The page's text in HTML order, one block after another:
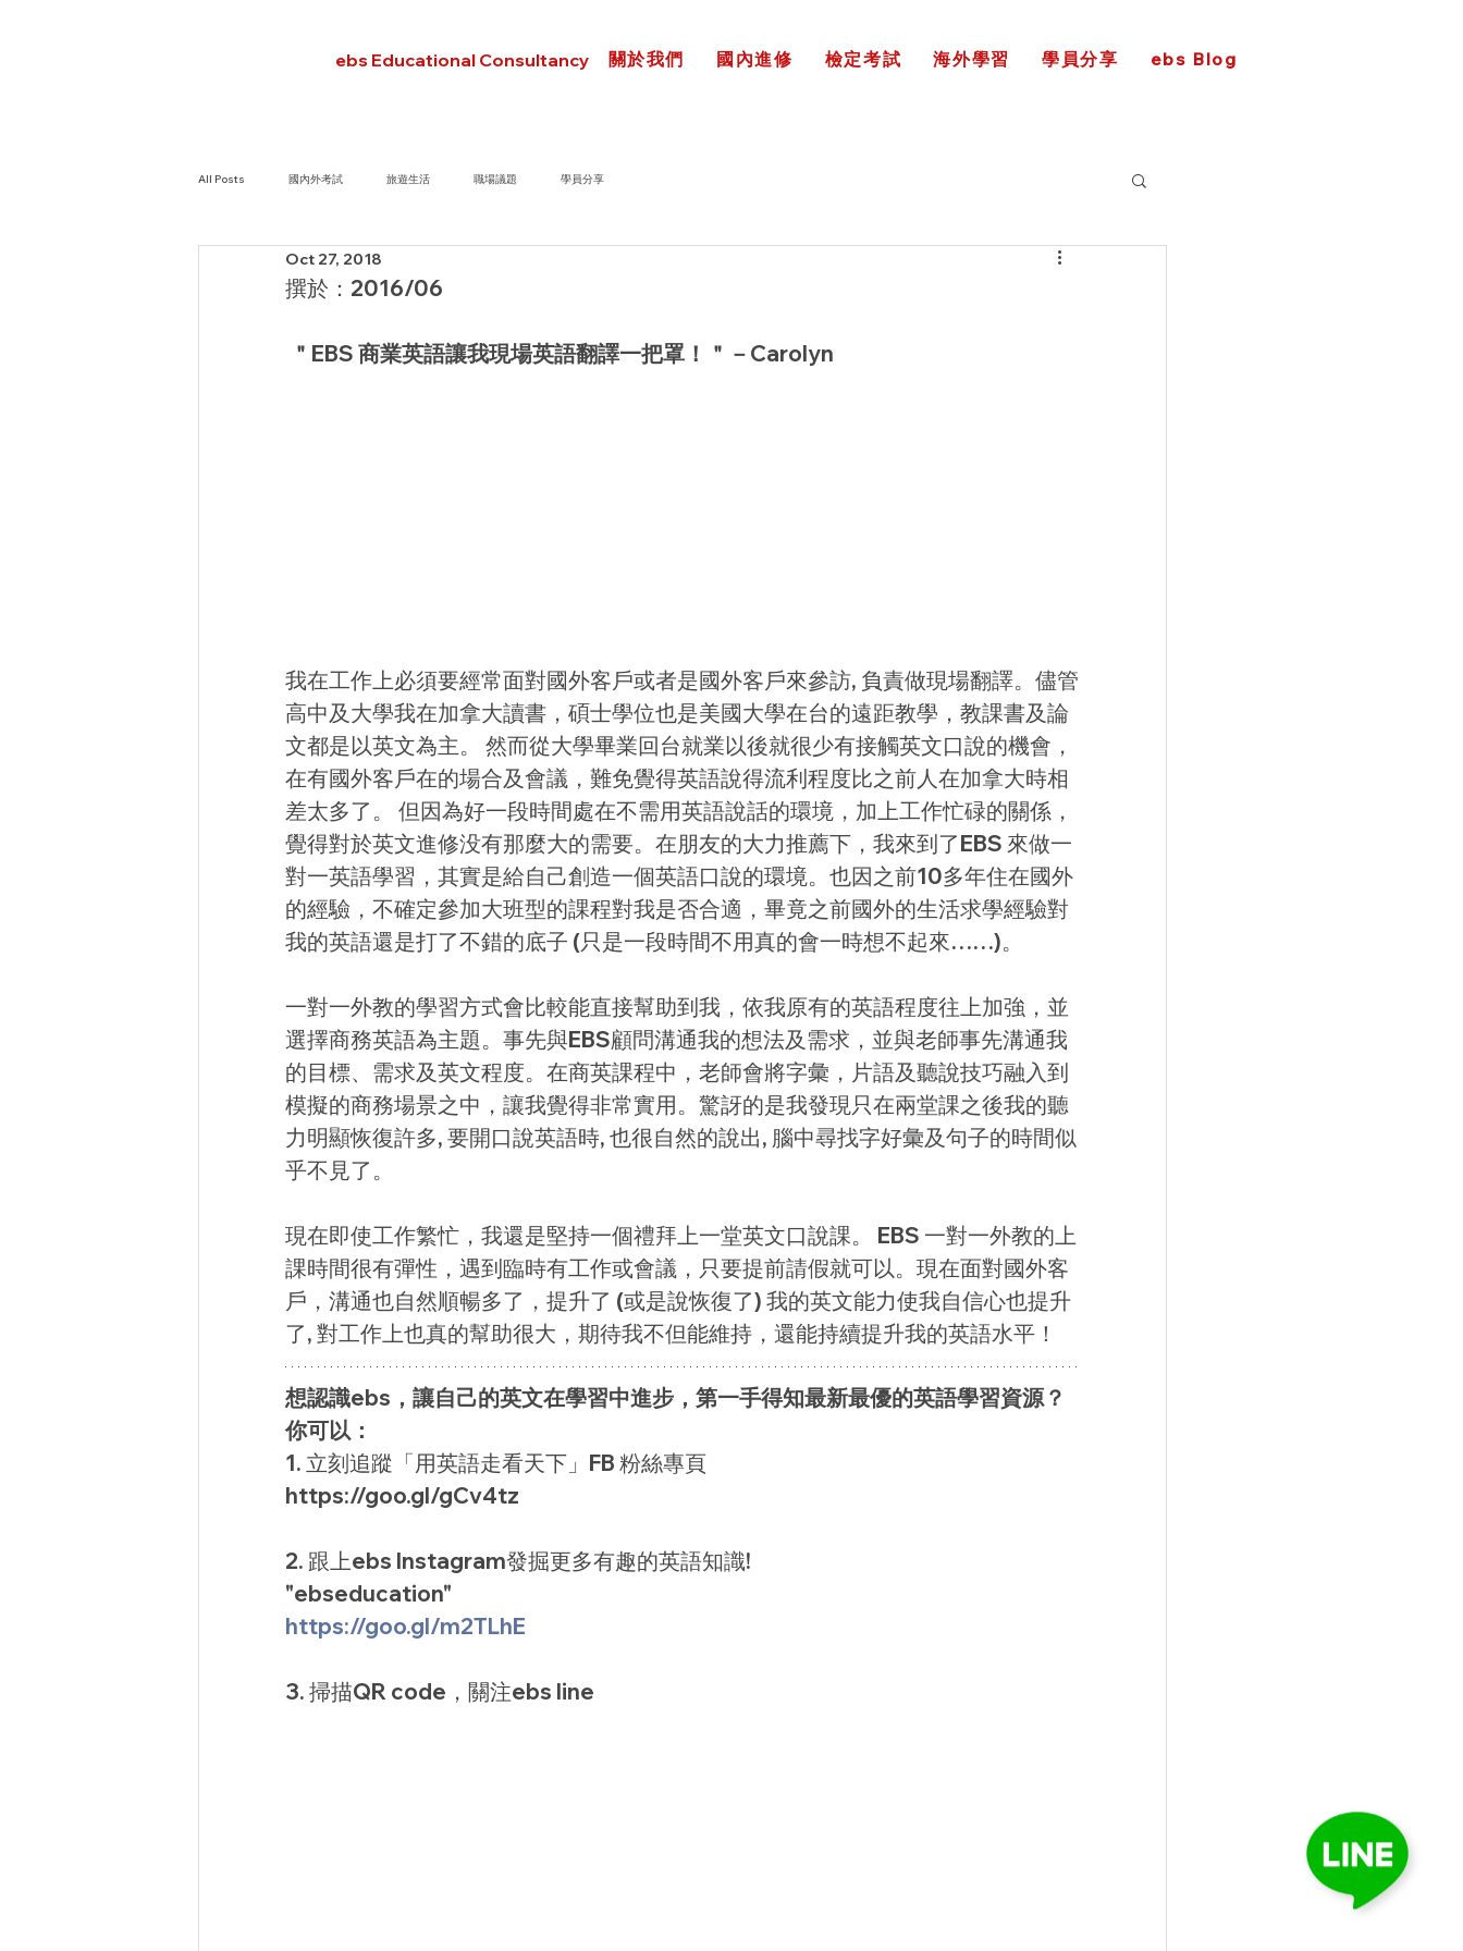
ebs Educational Consultancy 關於我們 國內進修 檢定考試 海外學習 學員分享 ebs Blog
All Posts 國內外考試 旅遊生活 職場議題 學員分享
Oct 27, 2018
撰於：2016/06
＂EBS 商業英語讓我現場英語翻譯一把罩！＂－Carolyn
我在工作上必須要經常面對國外客戶或者是國外客戶來參訪, 負責做現場翻譯。儘管
高中及大學我在加拿大讀書，碩士學位也是美國大學在台的遠距教學，教課書及論
文都是以英文為主。 然而從大學畢業回台就業以後就很少有接觸英文口說的機會，
在有國外客戶在的場合及會議，難免覺得英語說得流利程度比之前人在加拿大時相
差太多了。 但因為好一段時間處在不需用英語說話的環境，加上工作忙碌的關係，
覺得對於英文進修没有那麼大的需要。在朋友的大力推薦下，我來到了EBS 來做一
對一英語學習，其實是給自己創造一個英語口說的環境。也因之前10多年住在國外
的經驗，不確定參加大班型的課程對我是否合適，畢竟之前國外的生活求學經驗對
我的英語還是打了不錯的底子 (只是一段時間不用真的會一時想不起來……)。
一對一外教的學習方式會比較能直接幫助到我，依我原有的英語程度往上加強，並
選擇商務英語為主題。事先與EBS顧問溝通我的想法及需求，並與老師事先溝通我
的目標、需求及英文程度。在商英課程中，老師會將字彙，片語及聽說技巧融入到
模擬的商務場景之中，讓我覺得非常實用。驚訝的是我發現只在兩堂課之後我的聽
力明顯恢復許多, 要開口說英語時, 也很自然的說出, 腦中尋找字好彙及句子的時間似
乎不見了。
現在即使工作繁忙，我還是堅持一個禮拜上一堂英文口說課。 EBS 一對一外教的上
課時間很有彈性，遇到臨時有工作或會議，只要提前請假就可以。現在面對國外客
戶，溝通也自然順暢多了，提升了 (或是說恢復了) 我的英文能力使我自信心也提升
了, 對工作上也真的幫助很大，期待我不但能維持，還能持續提升我的英語水平！
想認識ebs，讓自己的英文在學習中進步，第一手得知最新最優的英語學習資源？
你可以：
1. 立刻追蹤「用英語走看天下」FB 粉絲專頁
https://goo.gl/gCv4tz
2. 跟上ebs Instagram發掘更多有趣的英語知識!
"ebseducation"
https://goo.gl/m2TLhE
3. 掃描QR code，關注ebs line